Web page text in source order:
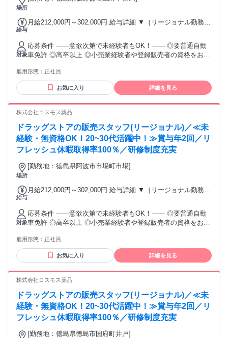
場所
給与
月給212,000円～302,000円 給与詳細 ▼［リージョナル勤務］
（残業時間 月2h程度） 247,000円～277,000円 【スキルアッ
プコース】早期キャリアアップを目指したい方向け 271,000円
～317,600円 （15ｈ分時間外手当含む。実際の残業時間11
ｈ） ※赴任住宅手当3万円込み（家賃6万円の物件入居の場
344,300円 （29ｈ分時間外手当含む。実際の残業時間16.5ｈ）
※赴任住宅手当3万円込み（家賃6万円の物件入居の場合）
【経験者B】小売業で店長・マネジメント職経験者(登録販売
者)) 309,300円～376,200円 （39ｈ分時間外手当含む。実際の
残業時間22ｈ） ※赴任住宅手当3万円込み（家賃6万円の物件
入居の場合） 勤務形態やエリアによって異なります。 詳細に
ついては【勤務地範囲と給与について】をご確認ください。
対象
応募条件 ――意欲次第で未経験者もOK！―― ◎要普通自動
車免許 ◎高卒以上 ◎小売業経験者や登録販売者の資格をお持
後、資格取得を目指すことも可能。研修や講習会もあり。 ※
同業界からの転職者が増えてきており、入社後活躍に繋がっ
ています。もちろん異業界からの応募や、第二新卒者も含め
雇用形態： 正社員
お気に入り 詳細を見る
株式会社コスモス薬品
ドラッグストアの販売スタッフ(リージョナル)／≪未
経験・無資格OK！20~30代活躍中！≫賞与年2回／リ
フレッシュ休暇取得率100％／研修制度充実
場所
[勤務地：徳島県阿波市市場町市場]
給与
月給212,000円～302,000円 給与詳細 ▼［リージョナル勤務］
（残業時間 月2h程度） 247,000円～277,000円 【スキルアッ
プコース】早期キャリアアップを目指したい方向け 271,000円
～317,600円 （15ｈ分時間外手当含む。実際の残業時間11
ｈ） ※赴任住宅手当3万円込み（家賃6万円の物件入居の場
344,300円 （29ｈ分時間外手当含む。実際の残業時間16.5ｈ）
※赴任住宅手当3万円込み（家賃6万円の物件入居の場合）
【経験者B】小売業で店長・マネジメント職経験者(登録販売
者)) 309,300円～376,200円 （39ｈ分時間外手当含む。実際の
残業時間22ｈ） ※赴任住宅手当3万円込み（家賃6万円の物件
入居の場合） 勤務形態やエリアによって異なります。 詳細に
ついては【勤務地範囲と給与について】をご確認ください。
対象
応募条件 ――意欲次第で未経験者もOK！―― ◎要普通自動
車免許 ◎高卒以上 ◎小売業経験者や登録販売者の資格をお持
後、資格取得を目指すことも可能。研修や講習会もあり。 ※
同業界からの転職者が増えてきており、入社後活躍に繋がっ
ています。もちろん異業界からの応募や、第二新卒者も含め
雇用形態： 正社員
お気に入り 詳細を見る
株式会社コスモス薬品
ドラッグストアの販売スタッフ(リージョナル)／≪未
経験・無資格OK！20~30代活躍中！≫賞与年2回／リ
フレッシュ休暇取得率100％／研修制度充実
[勤務地：徳島県徳島市国府町井戸]